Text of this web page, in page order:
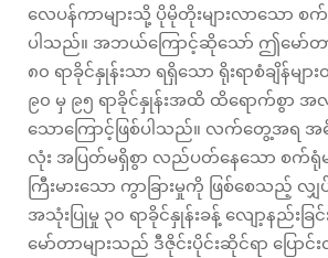
လေပန်ကာများသို့ ပိုမိုတိုးများလာသော စက်
ပါသည်။ အဘယ်ကြောင့်ဆိုသော် ဤမော်တာ
၈၀ ရာခိုင်နှုန်းသာ ရရှိသော ရိုးရာစံချိန်မ
၉၀ မှ ၉၅ ရာခိုင်နှုန်းအထိ ထိရောက်စွာ
သောကြောင့်ဖြစ်ပါသည်။ လက်တွေ့အရ အဓိ
လုံး အပြတ်မရှိစွာ လည်ပတ်နေသော စက်
ကြီးမားသော ကွာခြားမှုကို ဖြစ်စေသည့် လ
အသုံးပြုမှု ၃၀ ရာခိုင်နှုန်းခန့် လျော့နည်းခြ
မော်တာများသည် ဒီဇိုင်းပိုင်းဆိုင်ရာ ပြောင်